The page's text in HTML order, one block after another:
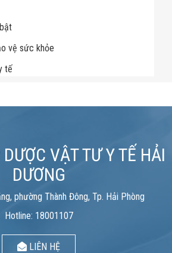
vệ sức khỏe
tế
VẬT TƯ Y TẾ HẢI
DƯƠNG
phường Thành Đông, Tp. Hải Phòng
Hotline: 18001107
LIÊN HỆ